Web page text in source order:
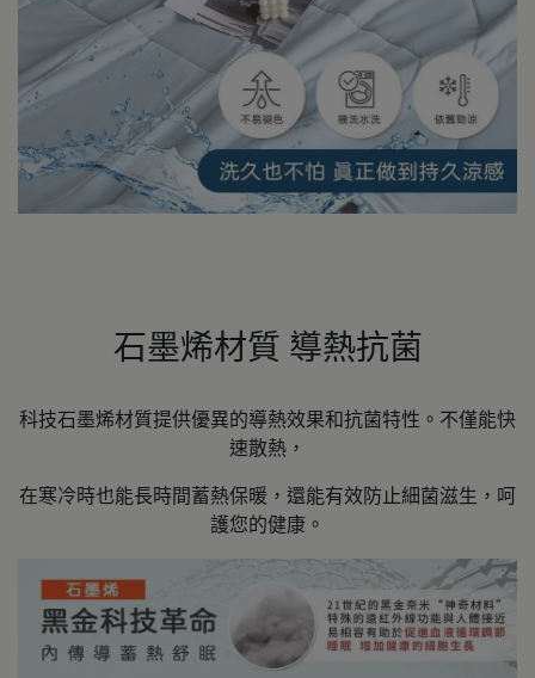
石墨烯材質 導熱抗菌
科技石墨烯材質提供優異的導熱效果和抗菌特性。不僅能快
速散熱，
在寒冷時也能長時間蓄熱保暖，還能有效防止細菌滋生，呵
護您的健康。